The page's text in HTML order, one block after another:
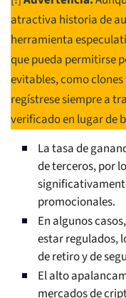
atractiva historia de
herramienta
que pueda permitirse
evitables, como
regístrese siempre a
verificado en lugar de
La tasa de
de terceros, por
promocionales.
En algunos
estar regulados,
de retiro y de
El alto
mercados de